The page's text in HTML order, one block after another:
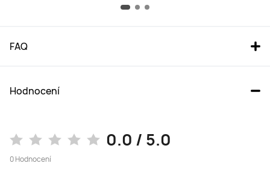
FAQ
Hodnocení
0.0 / 5.0
0Hodnocení